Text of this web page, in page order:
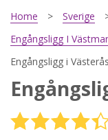
Home Sverige
Engångsligg I
Engångsligg i Västerås